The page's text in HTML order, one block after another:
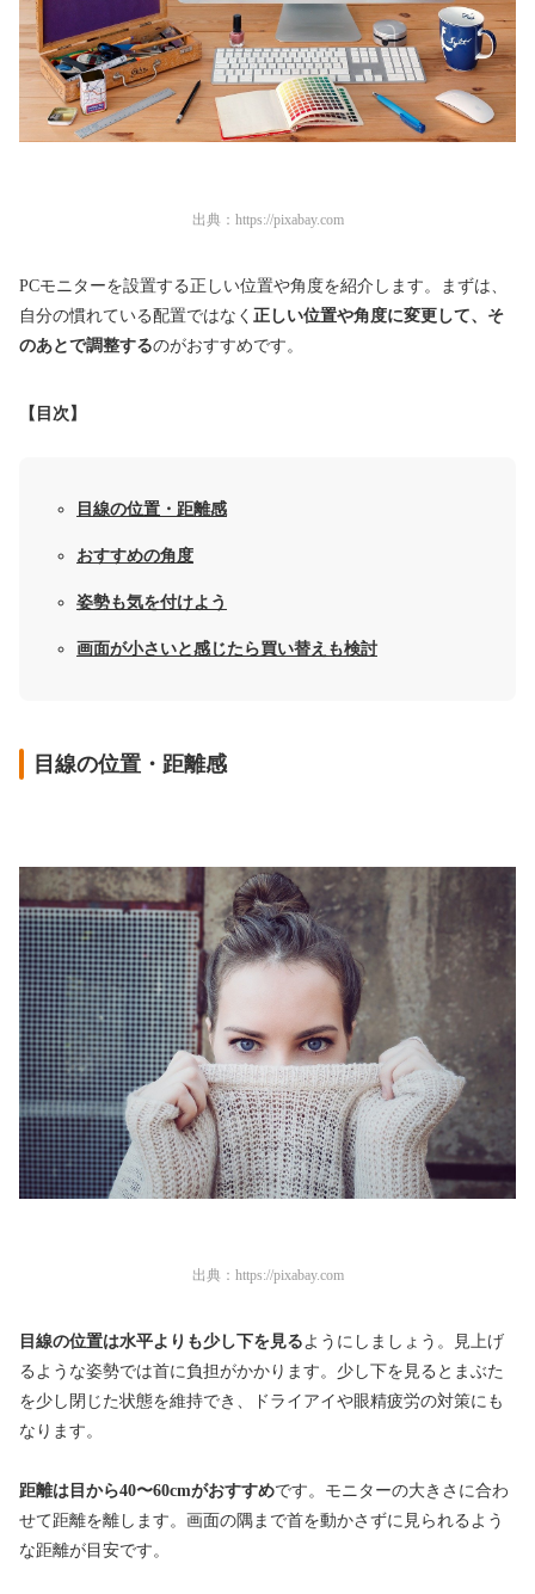
出典： https://pixabay.com
PCモニターを設置する正しい位置や角度を紹介します。まずは、
自分の慣れている配置ではなく 正しい位置や角度に変更して、そ
のあとで調整するのがおすすめです。
【目次】
目線の位置・距離感
おすすめの角度
姿勢も気を付けよう
画面が小さいと感じたら買い替えも検討
目線の位置・距離感
出典： https://pixabay.com
目線の位置は水平よりも少し下を見る ようにしましょう。見上げ
るような姿勢では首に負担がかかります。少し下を見るとまぶた
を少し閉じた状態を維持でき、ドライアイや眼精疲労の対策にも
なります。
距離は目から40〜60cmがおすすめです。モニターの大きさに合わ
せて距離を離します。画面の隅まで首を動かさずに見られるよう
な距離が目安です。